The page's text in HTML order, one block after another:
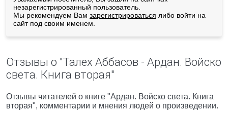
незарегистрированный пользователь.
Мы рекомендуем Вам зарегистрироваться либо войти на
сайт под своим именем.
Отзывы о "Талех Аббасов - Ардан. Войско
света. Книга вторая"
Отзывы читателей о книге "Ардан. Войско света. Книга
вторая", комментарии и мнения людей о произведении.